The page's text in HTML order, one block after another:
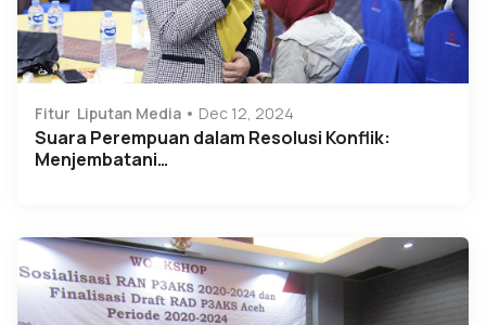
Fitur Liputan Media Dec 12, 2024
Suara Perempuan dalam Resolusi Konflik:
Menjembatani…